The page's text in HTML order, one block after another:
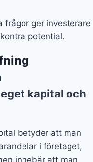
frågor ger investerare
potential.
kapital och
betyder att man
i företaget,
innebär att man